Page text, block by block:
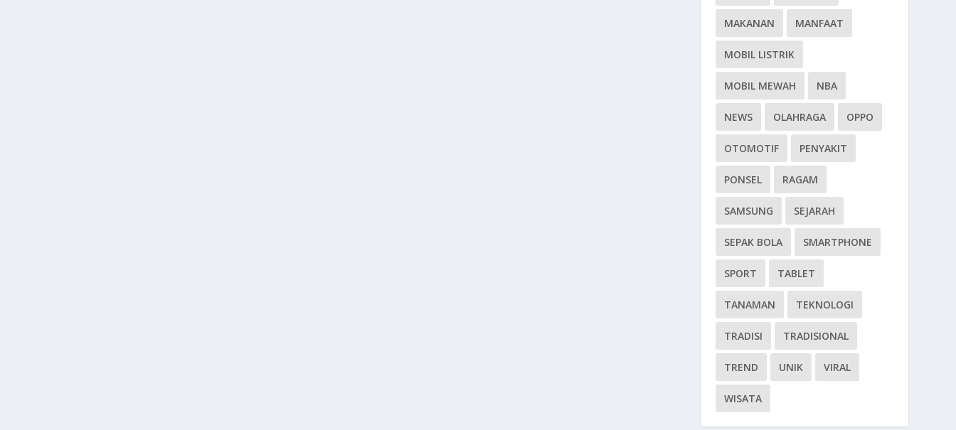
MAKANAN MANFAAT
MOBIL LISTRIK
MOBIL MEWAH NBA
NEWS OLAHRAGA OPPO
OTOMOTIF PENYAKIT
PONSEL RAGAM
SAMSUNG SEJARAH
SEPAK BOLA SMARTPHONE
SPORT TABLET
TANAMAN TEKNOLOGI
TRADISI TRADISIONAL
TREND UNIK VIRAL
WISATA